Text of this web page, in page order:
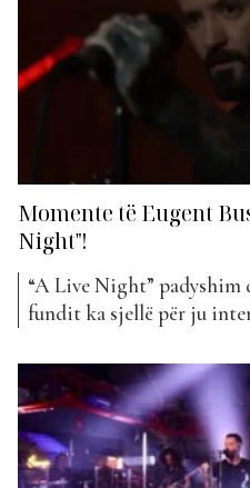
Momente të Eugent
Night"!
“A Live Night” padyshim
fundit ka sjellë për ju
talentuar të showbiz-it
Bushpepa ka rrëfyer
fëmijëria, sakrificat...